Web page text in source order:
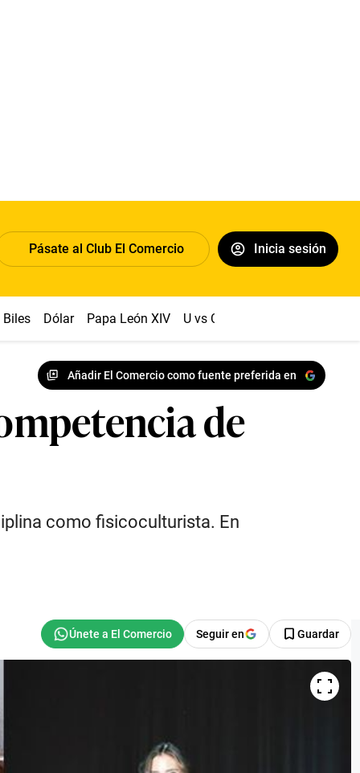
Pásate al Club El Comercio Inicia sesión
Dólar Papa León XIV U vs Cristal
Añadir El Comercio como fuente preferida en
de
como fisicoculturista. En
Seguir en Guardar